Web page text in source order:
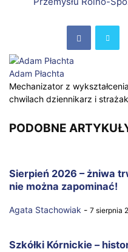
Adam Płachta
Mechanizator z
chwilach dziennikarz i
PODOBNE
Sierpień 2026 – żniwa
nie można zapominać!
Agata Stachowiak - 7 sierpnia
Szkółki Kórnickie –